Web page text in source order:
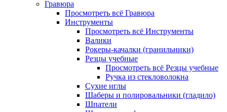
Гравюра
Просмотреть всё Гравюра
Инструменты
Просмотреть всё Инструменты
Валики
Рокеры-качалки (гранильники)
Резцы учебные
Просмотреть всё Резцы учебные
Ручка из стекловолокна
Сухие иглы
Шаберы и полировальники (гладило)
Шпатели